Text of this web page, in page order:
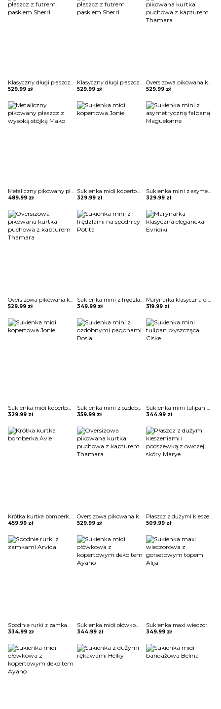
529.99 zł
Klasyczny długi płaszcz z futrem i paskiem Sherri
529.99 zł 529.99 zł
489.99 zł
Sukienka midi kopertowa Jonie
329.99 zł
Sukienka mini z asymetryczną falbaną Maguelonne
329.99 zł
529.99 zł 349.99 zł 319.99 zł
Sukienka midi kopertowa Jonie
329.99 zł
Sukienka mini z ozdobnymi pagonami Rosia
359.99 zł
Sukienka mini tulipan błyszcząca Ciske
344.99 zł
Krótka kurtka bomberka Avie
459.99 zł
Oversizowa pikowana kurtka puchowa z kapturem Thamara
529.99 zł
Płaszcz z dużymi kieszeniami i podszewką z owczej skóry Marye
509.99 zł
Spodnie rurki z zamkami Arvida
334.99 zł
Sukienka midi ołówkowa z kopertowym dekoltem Ayano
344.99 zł
Sukienka maxi wieczorowa z gorsetowym topem Alija
349.99 zł